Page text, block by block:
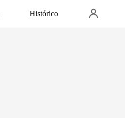
Histórico